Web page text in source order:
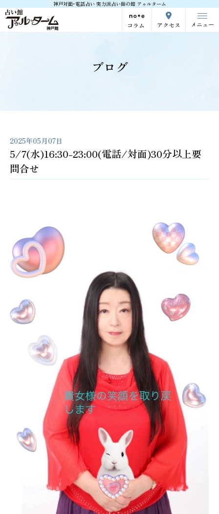
神戸対面･電話占い 実力派占い師の館 アゥルターム
コラム アクセス メニュー
ブログ
2025年05月07日
5/7(水)16:30-23:00(電話/対面)30分以上要
問合せ